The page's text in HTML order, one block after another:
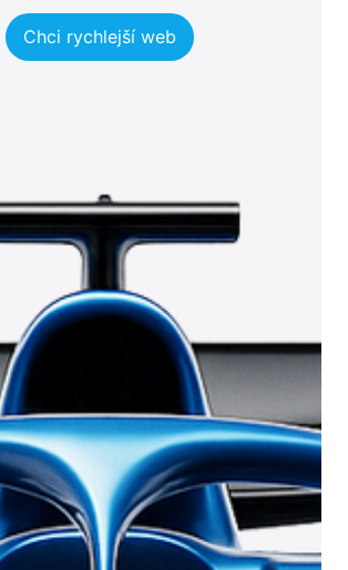
Chci rychlejší web